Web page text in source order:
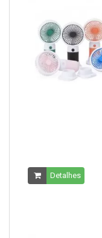
Detalhes